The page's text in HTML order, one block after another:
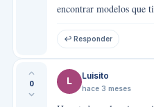
encontrar modelos que
↩ Responder
0 L Luisito
hace 3 meses